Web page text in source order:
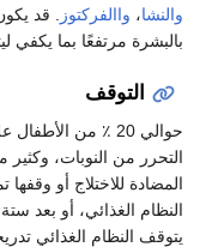
والنشا، واالفركتوز . قد
بالبشرة مرتفعًا بما
التوقف
حوالي 20 ٪ من
التحرر من النوبات،
المضادة للاختلاج أو وقفها
النظام الغذائي، أو بعد
يتوقف النظام الغذائي